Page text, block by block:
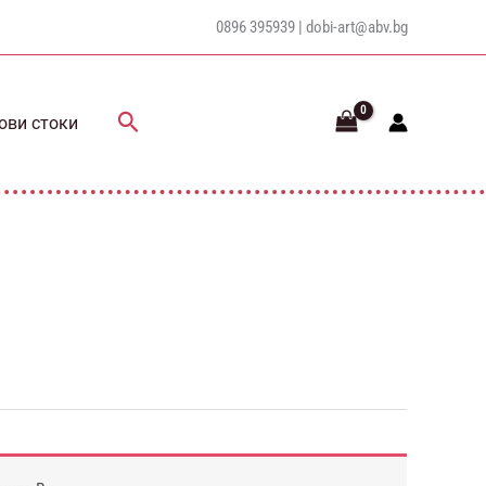
0896 395939 | dobi-art@abv.bg
стоки Search